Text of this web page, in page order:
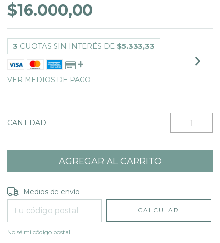
$16.000,00
3 CUOTAS SIN INTERÉS DE $5.333,33
VER MEDIOS DE PAGO
CANTIDAD
Entregas para el CP:
Medios de envío
CALCULAR
No sé mi código postal